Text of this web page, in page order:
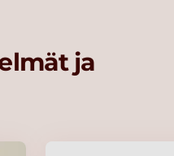
ja